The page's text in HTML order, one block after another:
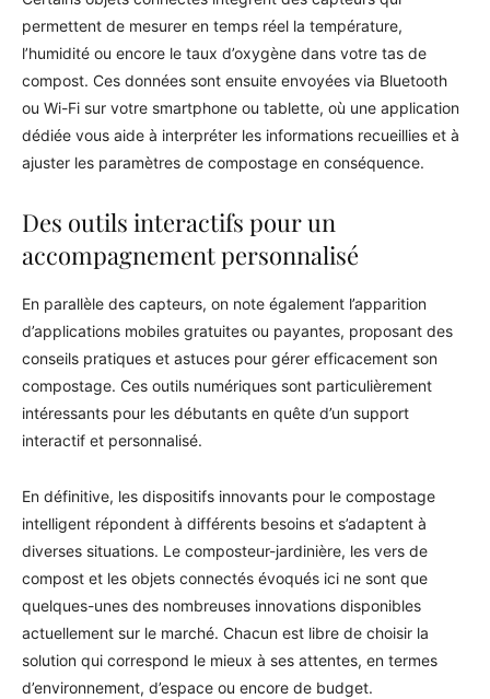
permettent de mesurer en temps réel la température,
l’humidité ou encore le taux d’oxygène dans votre tas de
compost. Ces données sont ensuite envoyées via Bluetooth
ou Wi-Fi sur votre smartphone ou tablette, où une application
dédiée vous aide à interpréter les informations recueillies et à
ajuster les paramètres de compostage en conséquence.
Des outils interactifs pour un
accompagnement personnalisé
En parallèle des capteurs, on note également l’apparition
d’applications mobiles gratuites ou payantes, proposant des
conseils pratiques et astuces pour gérer efficacement son
compostage. Ces outils numériques sont particulièrement
intéressants pour les débutants en quête d’un support
interactif et personnalisé.
En définitive, les dispositifs innovants pour le compostage
intelligent répondent à différents besoins et s’adaptent à
diverses situations. Le composteur-jardinière, les vers de
compost et les objets connectés évoqués ici ne sont que
quelques-unes des nombreuses innovations disponibles
actuellement sur le marché. Chacun est libre de choisir la
solution qui correspond le mieux à ses attentes, en termes
d’environnement, d’espace ou encore de budget.